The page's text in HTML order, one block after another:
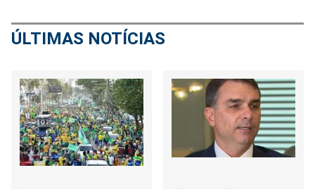
ÚLTIMAS NOTÍCIAS